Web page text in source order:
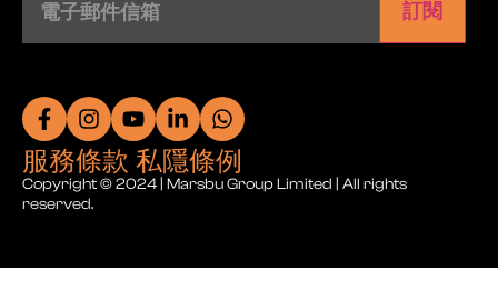
件
(Required)
服務條款 私隱條例
Copyright © 2024 | Marsbu Group Limited | All rights
reserved.